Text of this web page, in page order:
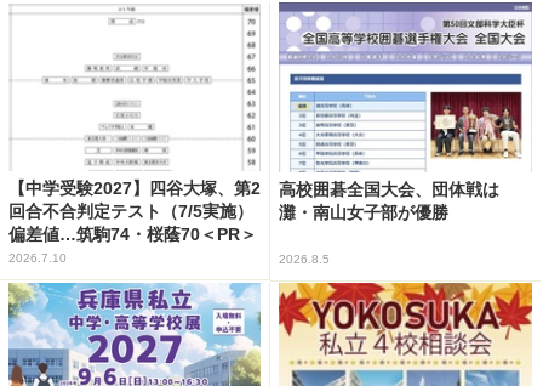
【中学受験2027】四谷大塚、第2
回合不合判定テスト（7/5実施）
偏差値…筑駒74・桜蔭70＜PR＞
2026.7.10
高校囲碁全国大会、団体戦は
灘・南山女子部が優勝
2026.8.5